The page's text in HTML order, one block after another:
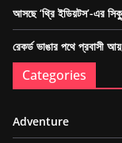
আসছে ‘থ্রি ইডিয়টস’-এর
রেকর্ড ভাঙার পথে প্রবাসী
Categories
Adventure